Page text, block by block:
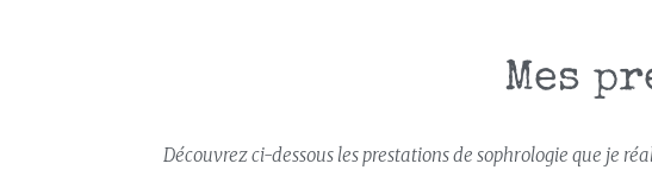
Mes
Découvrez ci-dessous les prestations de sophrologie que je